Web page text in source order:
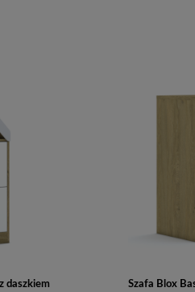
daszkiem
Szafa Blox